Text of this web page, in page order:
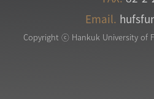
Email.
Copyright ⓒ Hankuk University of